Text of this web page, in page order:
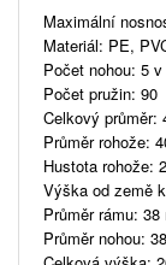
Maximální
Materiál: PE,
Počet nohou: 5
Počet pružin: 90
Celkový průměr:
Průměr rohože:
Hustota rohože:
Výška od země
Průměr rámu: 38
Průměr nohou: